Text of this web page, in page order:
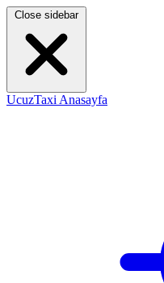
Close sidebar
UcuzTaxi Anasayfa